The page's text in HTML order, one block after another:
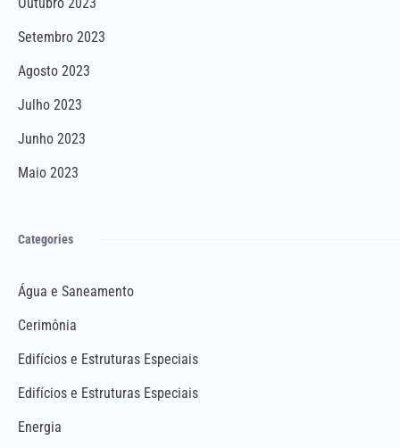
Outubro 2023
Setembro 2023
Agosto 2023
Julho 2023
Junho 2023
Maio 2023
Categories
Água e Saneamento
Cerimônia
Edifícios e Estruturas Especiais
Edifícios e Estruturas Especiais
Energia